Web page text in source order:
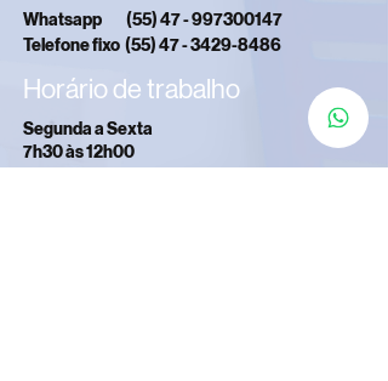
Horário de trabalho
Whatsapp (55) 47 - 997300147
Telefone fixo (55) 47 - 3429-8486
Segunda a Sexta
7h30 às 12h00